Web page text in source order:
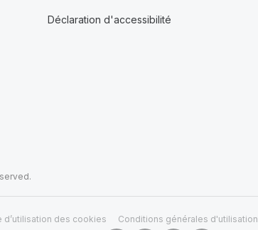
Déclaration d'accessibilité
d’utilisation des cookies Conditions générales d'utilisation